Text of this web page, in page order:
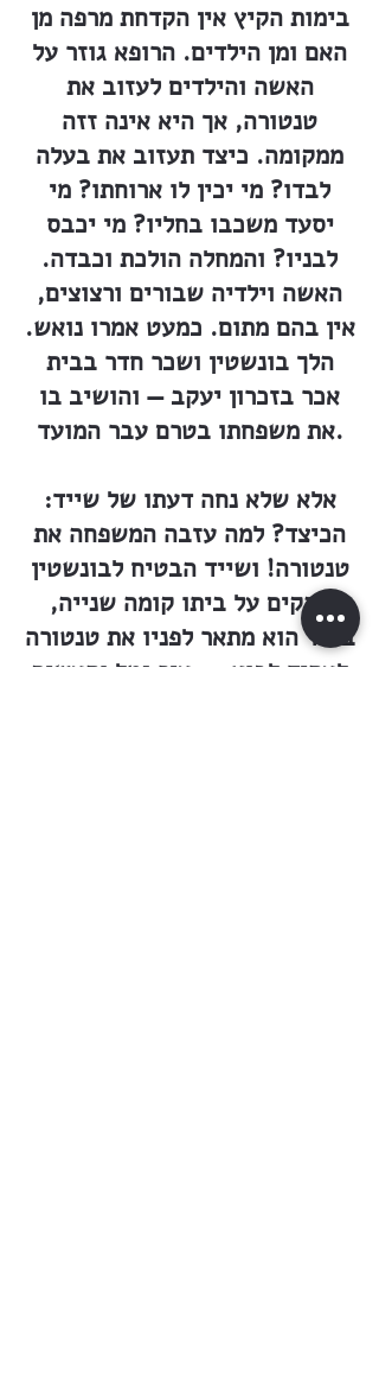
בימות הקיץ אין הקדחת מרפה מן
האם ומן הילדים. הרופא גוזר על
האשה והילדים לעזוב את
טנטורה, אך היא אינה זזה
ממקומה. כיצד תעזוב את בעלה
לבדו? מי יכין לו ארוחתו? מי
יסעד משכבו בחליו? מי יכבס
לבניו? והמחלה הולכת וכבדה.
האשה וילדיה שבורים ורצוצים,
אין בהם מתום. כמעט אמרו נואש.
הלך בונשטין ושכר חדר בבית
אכר בזכרון יעקב — והושיב בו
את משפחתו בטרם עבר המועד.
אלא שלא נחה דעתו של שייד:
הכיצד? למה עזבה המשפחה את
טנטורה! ושייד הבטיח לבונשטין
להקים על ביתו קומה שנייה,
בעוד הוא מתאר לפניו את טנטורה
לעתיד לבוא, — עיר נמל ותעשיה